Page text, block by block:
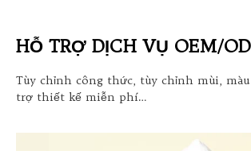
HỖ TRỢ DỊCH VỤ OEM/
Tùy chỉnh công thức, tùy chỉnh mùi, màu
trợ thiết kế miễn phí…